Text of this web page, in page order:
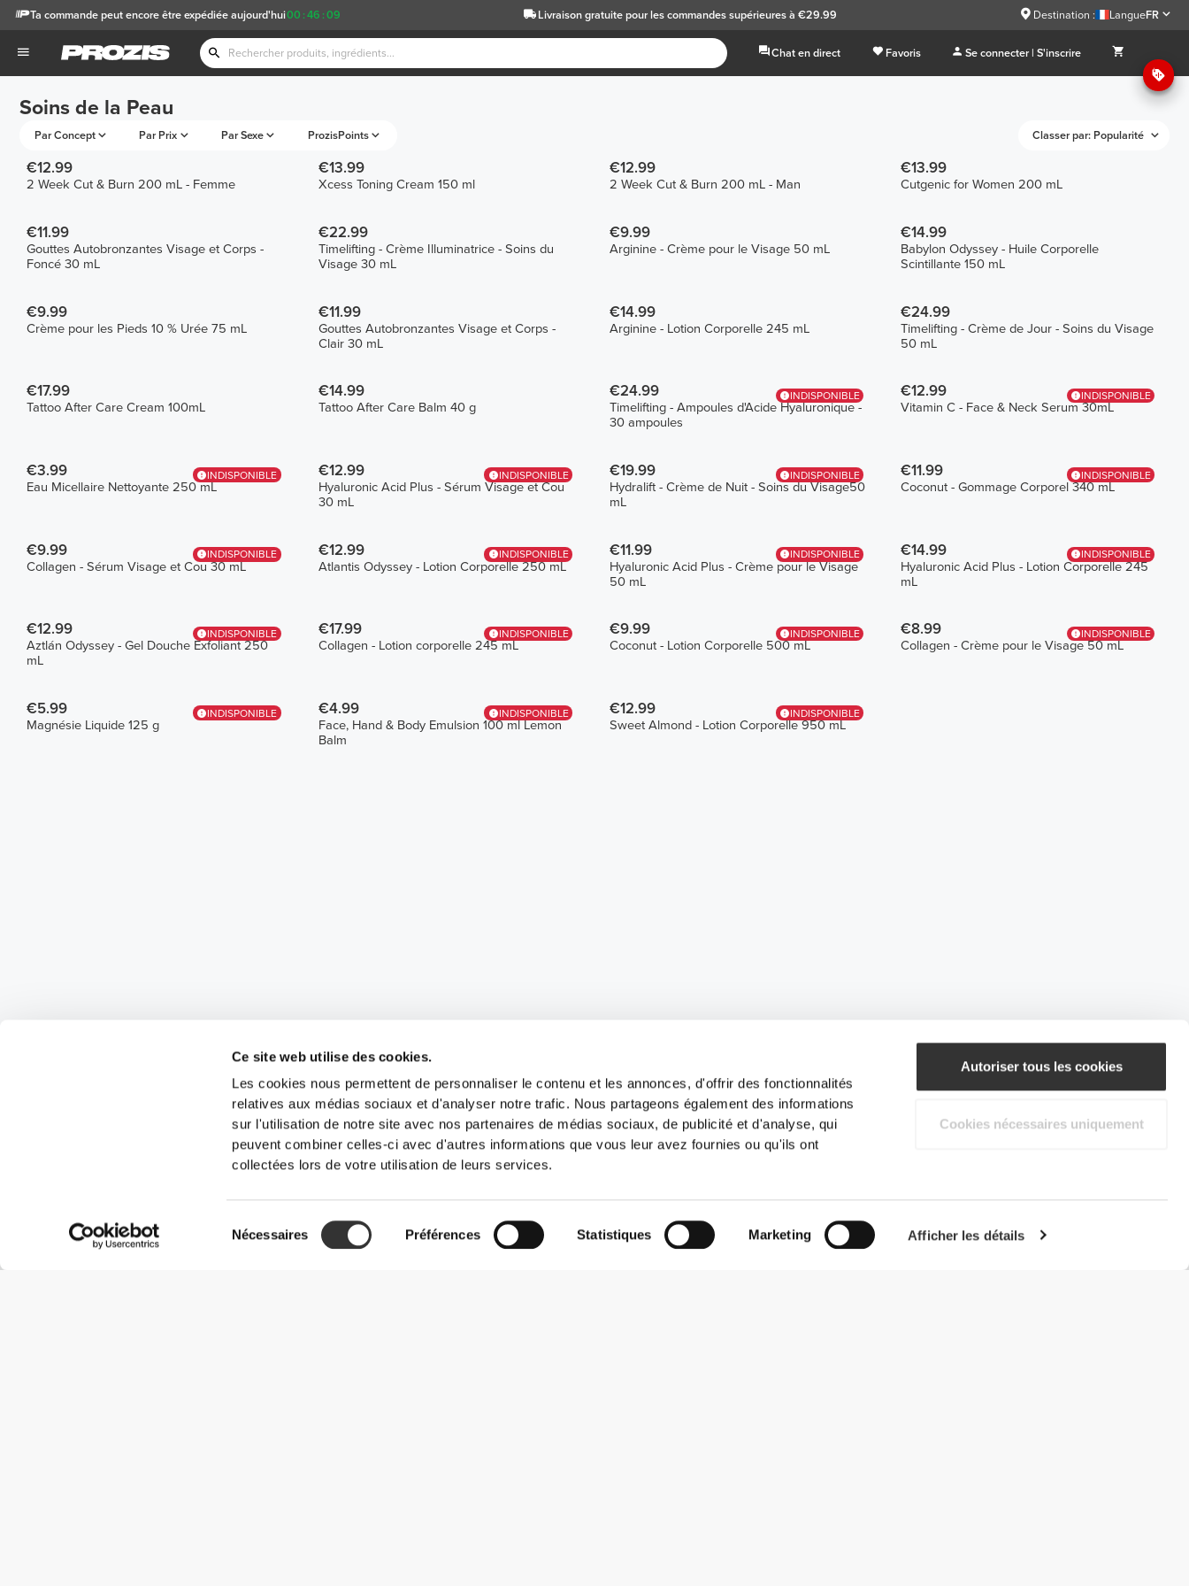
Ce site web utilise des cookies.
Les cookies nous permettent de personnaliser le contenu et les annonces, d'offrir des fonctionnalités
relatives aux médias sociaux et d'analyser notre trafic. Nous partageons également des informations
sur l'utilisation de notre site avec nos partenaires de médias sociaux, de publicité et d'analyse, qui
peuvent combiner celles-ci avec d'autres informations que vous leur avez fournies ou qu'ils ont
collectées lors de votre utilisation de leurs services.
du
Nécessaires Préférences Statistiques Marketing Afficher les détails
Autoriser tous les cookies
Cookies nécessaires uniquement
00 :46 :09
Ta commande peut encore être expédiée aujourd'hui Livraison gratuitepour les commandes supérieures à €29.99 Destination : LangueFR
Chat en direct Favoris Se connecter | S'inscrire
Soins de la Peau
Par Concept Par Prix Par Sexe ProzisPoints Classer par: Popularité
€12.99
2 Week Cut & Burn 200 mL - Femme
€13.99
Xcess Toning Cream 150 ml
€12.99
2 Week Cut & Burn 200 mL - Man
€13.99
Cutgenic for Women 200 mL
€11.99
Gouttes Autobronzantes Visage et Corps -
Foncé 30 mL
€22.99
Timelifting - Crème Illuminatrice - Soins du
Visage 30 mL
€9.99
Arginine - Crème pour le Visage 50 mL
€14.99
Babylon Odyssey - Huile Corporelle
Scintillante 150 mL
€9.99
Crème pour les Pieds 10 % Urée 75 mL
€11.99
Gouttes Autobronzantes Visage et Corps -
Clair 30 mL
€14.99
Arginine - Lotion Corporelle 245 mL
€24.99
Timelifting - Crème de Jour - Soins du Visage
50 mL
€17.99
Tattoo After Care Cream 100mL
€14.99
Tattoo After Care Balm 40 g
INDISPONIBLE
€24.99
Timelifting - Ampoules d'Acide Hyaluronique -
30 ampoules
INDISPONIBLE
€12.99
Vitamin C - Face & Neck Serum 30mL
INDISPONIBLE
€3.99
Eau Micellaire Nettoyante 250 mL
INDISPONIBLE
€12.99
Hyaluronic Acid Plus - Sérum Visage et Cou
30 mL
INDISPONIBLE
€19.99
Hydralift - Crème de Nuit - Soins du Visage50
mL
INDISPONIBLE
€11.99
Coconut - Gommage Corporel 340 mL
INDISPONIBLE
€9.99
Collagen - Sérum Visage et Cou 30 mL
INDISPONIBLE
€12.99
Atlantis Odyssey - Lotion Corporelle 250 mL
INDISPONIBLE
€11.99
Hyaluronic Acid Plus - Crème pour le Visage
50 mL
INDISPONIBLE
€14.99
Hyaluronic Acid Plus - Lotion Corporelle 245
mL
INDISPONIBLE
€12.99
Aztlán Odyssey - Gel Douche Exfoliant 250
mL
INDISPONIBLE
€17.99
Collagen - Lotion corporelle 245 mL
INDISPONIBLE
€9.99
Coconut - Lotion Corporelle 500 mL
INDISPONIBLE
€8.99
Collagen - Crème pour le Visage 50 mL
INDISPONIBLE
€5.99
Magnésie Liquide 125 g
INDISPONIBLE
€4.99
Face, Hand & Body Emulsion 100 ml Lemon
Balm
INDISPONIBLE
€12.99
Sweet Almond - Lotion Corporelle 950 mL